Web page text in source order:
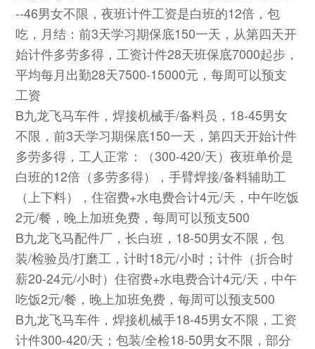
--46男女不限，夜班计件工资是白班的12倍，包
吃，月结：前3天学习期保底150一天，从第四天开
始计件多劳多得，工资计件28天班保底7000起步，
平均每月出勤28天7500-15000元，每周可以预支
工资
B九龙飞马车件，焊接机械手/备料员，18-45男女
不限，前3天学习期保底150一天，第四天开始计件
多劳多得，工人正常：（300-420/天）夜班单价是
白班的12倍（多劳多得），手臂焊接/备料辅助工
（上下料），住宿费+水电费合计4元/天，中午吃饭
2元/餐，晚上加班免费，每周可以预支500
B九龙飞马配件厂，长白班，18-50男女不限，包
装/检验员/打磨工，计时18元/小时；计件（折合时
薪20-24元/小时）住宿费+水电费合计4元/天，中午
吃饭2元/餐，晚上加班免费，每周可以预支500
B九龙飞马车件，焊接机械手18-45男女不限，工资
计件300-420/天；包装/全检18-50男女不限，部分